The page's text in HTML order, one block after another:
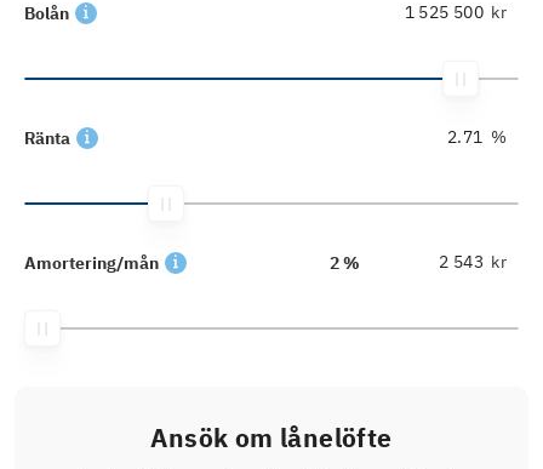
Bolån kr
Ränta %
Amortering/mån 2 % kr
Ansök om lånelöfte